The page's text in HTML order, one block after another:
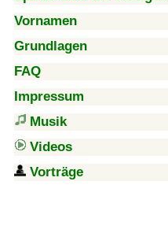
Vornamen
Grundlagen
FAQ
Impressum
Musik
Videos
Vorträge